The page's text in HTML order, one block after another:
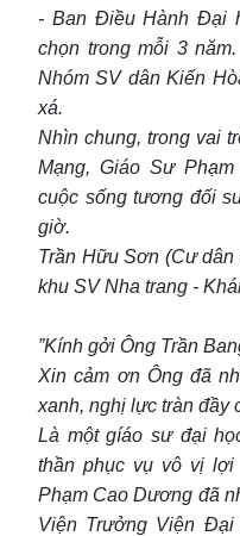
- Ban Điều Hành Đại
chọn trong mỗi 3
Nhóm SV dân Kiến
xá.
Nhìn chung, trong vai
Mạng, Giáo Sư
cuộc sống tương đối
giờ.
Trần Hữu Sơn (Cư
khu SV Nha trang -
”Kính gởi Ông Trần
Xin cảm ơn Ông đã
xanh, nghị lực tràn đầy
Là một gíáo sư đại
thần phục vụ vô vị
Phạm Cao Dương đã
Viện Trưởng Viện